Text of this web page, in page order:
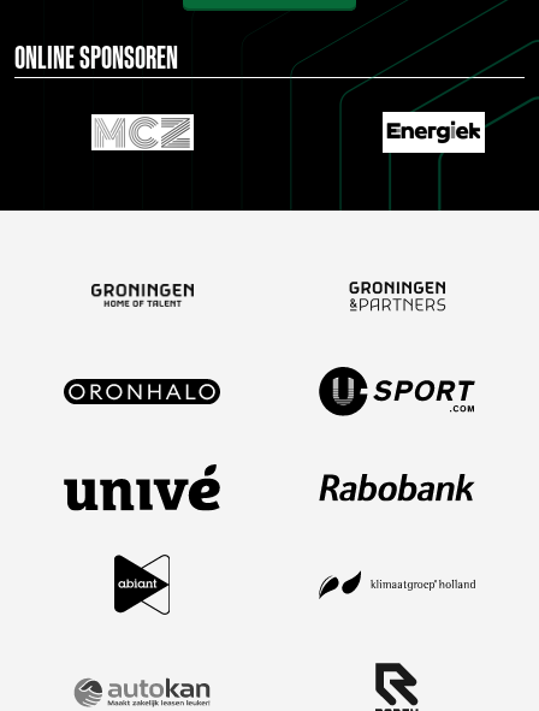
ONLINE SPONSOREN